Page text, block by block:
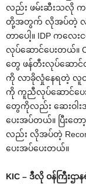
လည်း ဖမ်းဆီးသလို က
တို့အတွက် လိုအပ်တဲ့ လုံခ
တာပေါ့။ IDP ကလေ
လုပ်ဆောင်ပေးတယ်။
တွေ ဖန်တီးလုပ်ဆော
ကို လာခိုလှုံနေရတဲ့ လူ
ကို ကူညီလုပ်ဆောင်ပေ
တွေကိုလည်း ဆေးဝ
ပေးအပ်တယ်။ ပြီးတ
လည်း လိုအပ်တဲ့
ပေးအပ်ပေးတယ်။
KIC – ဒီလို ဝန်ကြီးဌ